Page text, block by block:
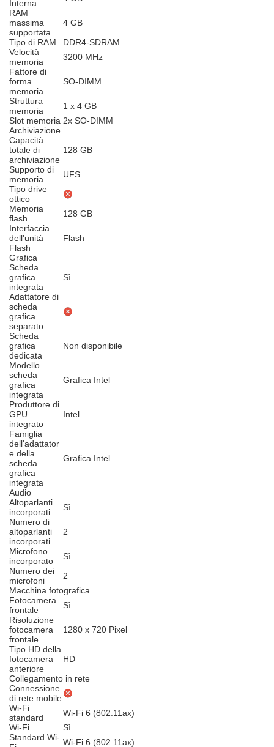
Interna
RAM
massima
supportata
4 GB
Tipo di RAM
DDR4-SDRAM
Velocità
memoria
3200 MHz
Fattore di
forma
memoria
SO-DIMM
Struttura
memoria
1 x 4 GB
Slot memoria 2x SO-DIMM
Archiviazione
Capacità
totale di
archiviazione
128 GB
Supporto di
memoria
UFS
Tipo drive
ottico
Memoria
flash
128 GB
Interfaccia
dell'unità
Flash
Flash
Grafica
Scheda
grafica
integrata
Sì
Adattatore di
scheda
grafica
separato
Scheda
grafica
dedicata
Non disponibile
Modello
scheda
grafica
integrata
Grafica Intel
Produttore di
GPU
integrato
Intel
Famiglia
dell'adattator
e della
scheda
grafica
integrata
Grafica Intel
Audio
Altoparlanti
incorporati
Sì
Numero di
altoparlanti
incorporati
2
Microfono
incorporato
Sì
Numero dei
microfoni
2
Macchina fotografica
Fotocamera
frontale
Sì
Risoluzione
fotocamera
frontale
1280 x 720 Pixel
Tipo HD della
fotocamera
anteriore
HD
Collegamento in rete
Connessione
di rete mobile
Wi-Fi
standard
Wi-Fi 6 (802.11ax)
Wi-Fi
Sì
Standard Wi- Wi-Fi 6 (802.11ax)